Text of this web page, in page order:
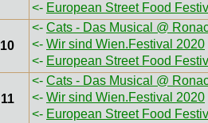
<- European Street Food
10
<- Cats - Das Musical @
<- Wir sind Wien.Festival 2020
<- European Street Food
11
<- Cats - Das Musical @
<- Wir sind Wien.Festival 2020
<- European Street Food